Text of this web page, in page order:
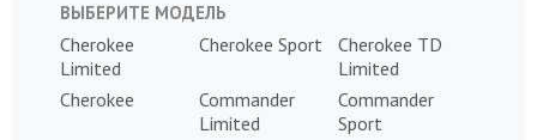
ВЫБЕРИТЕ МОДЕЛЬ
Cherokee
Limited
Cherokee Sport
Cherokee TD
Limited
Cherokee
Commander
Limited
Commander
Sport